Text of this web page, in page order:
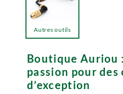
Boutique Auriou
passion pour
d’exception
Autres outils